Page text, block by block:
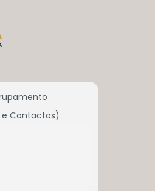
e Contactos)